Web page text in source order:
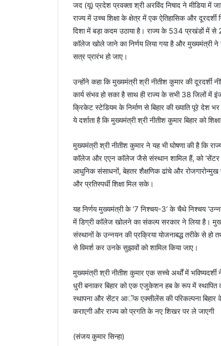
जद (यू) प्रदेश प्रवक्ता श्री अरविंद निषाद ने मीडिया में
राज्य में उच्च शिक्षा के क्षेत्र में एक ऐतिहासिक और
दिशा में बड़ा कदम उठाया है। राज्य के 534 प्रखंडों में
काॅलेज खोले जाने का निर्णय लिया गया है और मुख्यमंत्री ने
सत्र प्रारंभ हो जाए।
उन्होंने कहा कि मुख्यमंत्री श्री नीतीश कुमार की
कार्य संभव हो सका है साथ ही राज्य के सभी 38 जिलों में
क्रिकेट स्टेडियम के निर्माण से बिहार की ख्याति पूरे देश
ये दर्शाता है कि मुख्यमंत्री श्री नीतीश कुमार बिहार को
मुख्यमंत्री श्री नीतीश कुमार ने यह भी घोषणा की है कि
काॅलेज और एएन काॅलेज जैसे संस्थान शामिल हैं, को
आधुनिक संसाधनों, बेहतर शैक्षणिक ढांचे और रोजगारोन्मुख
और प्रतिस्पर्धी शिक्षा मिल सके।
यह निर्णय मुख्यमंत्री के ‘7 निश्चय-3’ के चैथे निश्चय
में डिग्री काॅलेज खोलने का संकल्प सरकार ने लिया है।
संस्थानों के उन्नयन की प्रक्रिया योजनाबद्ध तरीके से हो
से विमर्श कर उनके सुझावों को शामिल किया जाए।
मुख्यमंत्री श्री नीतीश कुमार एक सच्चे अर्थों में
धुरी बनाकर बिहार को एक एजुकेशन हब के रूप में
स्थापना और सेंटर आॅफ एक्सीलेंस की परिकल्पना बिहार
कराएगी और राज्य को प्रगति के नए शिखर पर ले जाएगी
(संजय कुमार सिन्हा)